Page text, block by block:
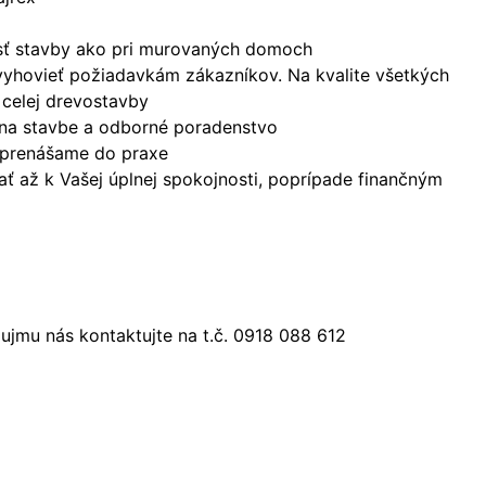
stavby ako pri murovaných domoch
požiadavkám zákazníkov. Na kvalite všetkých
drevostavby
stavbe a odborné poradenstvo
do praxe
až k Vašej úplnej spokojnosti, poprípade finančným
nás kontaktujte na t.č. 0918 088 612